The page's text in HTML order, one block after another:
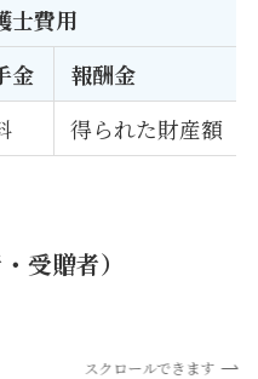
士費用
金
報酬金
得られた財産額（
受贈者）
スクロールできます